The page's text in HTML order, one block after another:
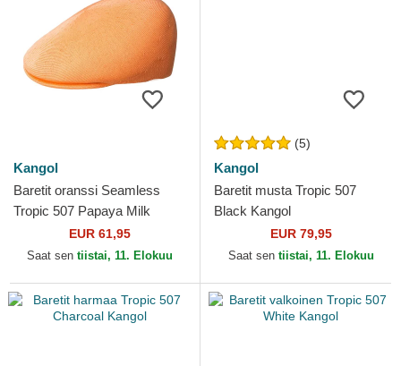
Kangol
Baretit oranssi Seamless
Tropic 507 Papaya Milk
EUR 61,95
Saat sen tiistai, 11. Elokuu
(5)
Kangol
Baretit musta Tropic 507
Black Kangol
EUR 79,95
Saat sen tiistai, 11. Elokuu